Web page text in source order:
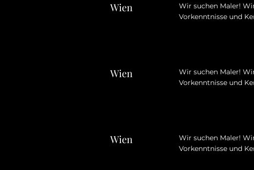
Wien
Wir suchen Maler!
Vorkenntnisse und
Wien
Wir suchen Maler!
Vorkenntnisse und
Wien
Wir suchen Maler!
Vorkenntnisse und